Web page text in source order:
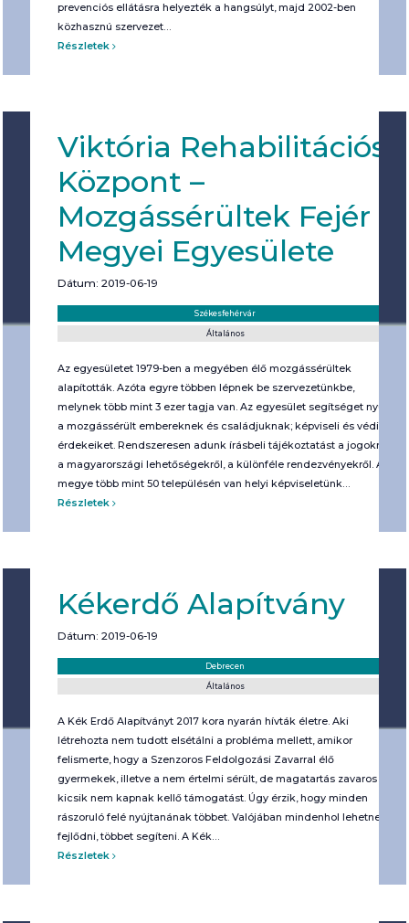
prevenciós ellátásra helyezték a hangsúlyt, majd 2002-ben
közhasznú szervezet…
Részletek
Viktória Rehabilitációs
Központ –
Mozgássérültek Fejér
Megyei Egyesülete
Dátum: 2019-06-19
Székesfehérvár
Általános
Az egyesületet 1979-ben a megyében élő mozgássérültek
alapították. Azóta egyre többen lépnek be szervezetünkbe,
melynek több mint 3 ezer tagja van. Az egyesület segítséget nyújt
a mozgássérült embereknek és családjuknak; képviseli és védi
érdekeiket. Rendszeresen adunk írásbeli tájékoztatást a jogokról,
a magyarországi lehetőségekről, a különféle rendezvényekről. A
megye több mint 50 településén van helyi képviseletünk…
Részletek
Kékerdő Alapítvány
Dátum: 2019-06-19
Debrecen
Általános
A Kék Erdő Alapítványt 2017 kora nyarán hívták életre. Aki
létrehozta nem tudott elsétálni a probléma mellett, amikor
felismerte, hogy a Szenzoros Feldolgozási Zavarral élő
gyermekek, illetve a nem értelmi sérült, de magatartás zavaros
kicsik nem kapnak kellő támogatást. Úgy érzik, hogy minden
rászoruló felé nyújtanának többet. Valójában mindenhol lehetne
fejlődni, többet segíteni. A Kék…
Részletek